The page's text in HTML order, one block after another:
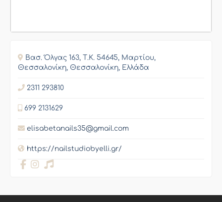
Βασ. Όλγας 163, Τ.Κ. 54645, Μαρτίου,
Θεσσαλονίκη, Θεσσαλονίκη, Ελλάδα
2311 293810
699 2131629
elisabetanails35@gmail.com
https://nailstudiobyelli.gr/